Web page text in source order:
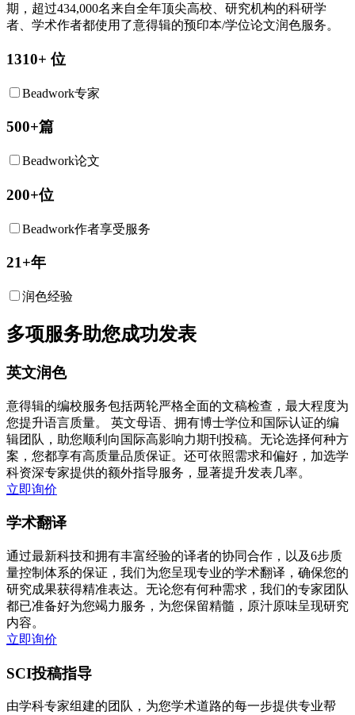
期，超过434,000名来自全年顶尖高校、研究机构的科研学
者、学术作者都使用了意得辑的预印本/学位论文润色服务。
1310+ 位
Beadwork专家
500+篇
Beadwork论文
200+位
Beadwork作者享受服务
21+年
润色经验
多项服务助您成功发表
英文润色
意得辑的编校服务包括两轮严格全面的文稿检查，最大程度为
您提升语言质量。 英文母语、拥有博士学位和国际认证的编
辑团队，助您顺利向国际高影响力期刊投稿。无论选择何种方
案，您都享有高质量品质保证。还可依照需求和偏好，加选学
科资深专家提供的额外指导服务，显著提升发表几率。
立即询价
学术翻译
通过最新科技和拥有丰富经验的译者的协同合作，以及6步质
量控制体系的保证，我们为您呈现专业的学术翻译，确保您的
研究成果获得精准表达。无论您有何种需求，我们的专家团队
都已准备好为您竭力服务，为您保留精髓，原汁原味呈现研究
内容。
立即询价
SCI投稿指导
由学科专家组建的团队，为您学术道路的每一步提供专业帮